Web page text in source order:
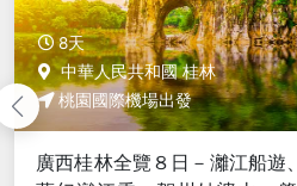
8天
中華人民共和國 桂林
桃園國際機場出發
桂林精彩８日－陽朔山水、灕